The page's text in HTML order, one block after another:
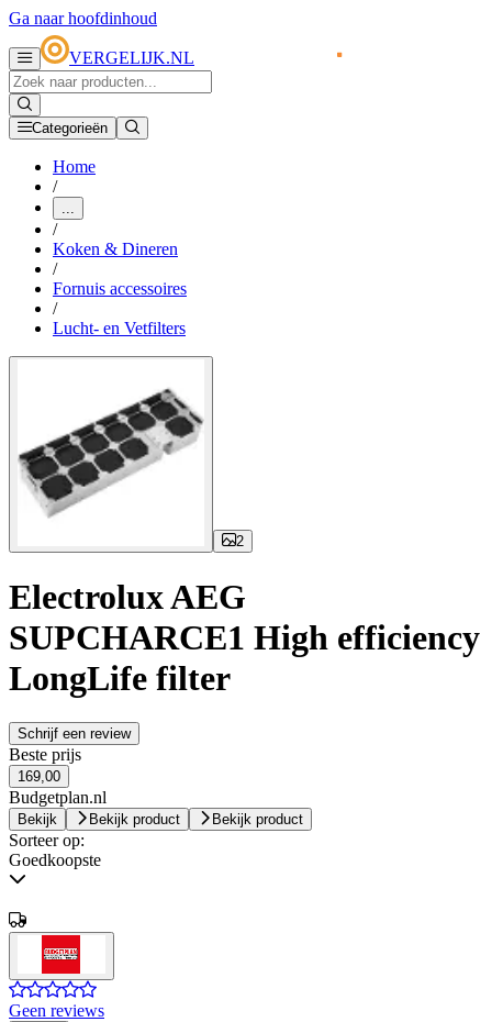
Ga naar hoofdinhoud
VERGELIJK.NL
Categorieën
Home
/
...
/
Koken & Dineren
/
Fornuis accessoires
/
Lucht- en Vetfilters
2
Electrolux AEG
SUPCHARCE1 High efficiency
LongLife filter
Schrijf een review
Beste prijs
169,00
Budgetplan.nl
Bekijk Bekijk product Bekijk product
Sorteer op:
Goedkoopste
Geen reviews